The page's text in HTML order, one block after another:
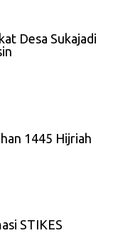
Desa Sukajadi
1445 Hijriah
STIKES